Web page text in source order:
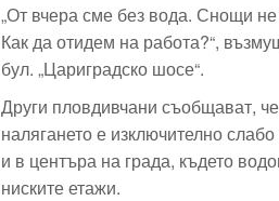
„От вчера сме без вода. Снощи
Как да отидем на работа?“,
бул. „Цариградско шосе“.
Други пловдивчани съобщават,
налягането е изключително
и в центъра на града, където
ниските етажи.